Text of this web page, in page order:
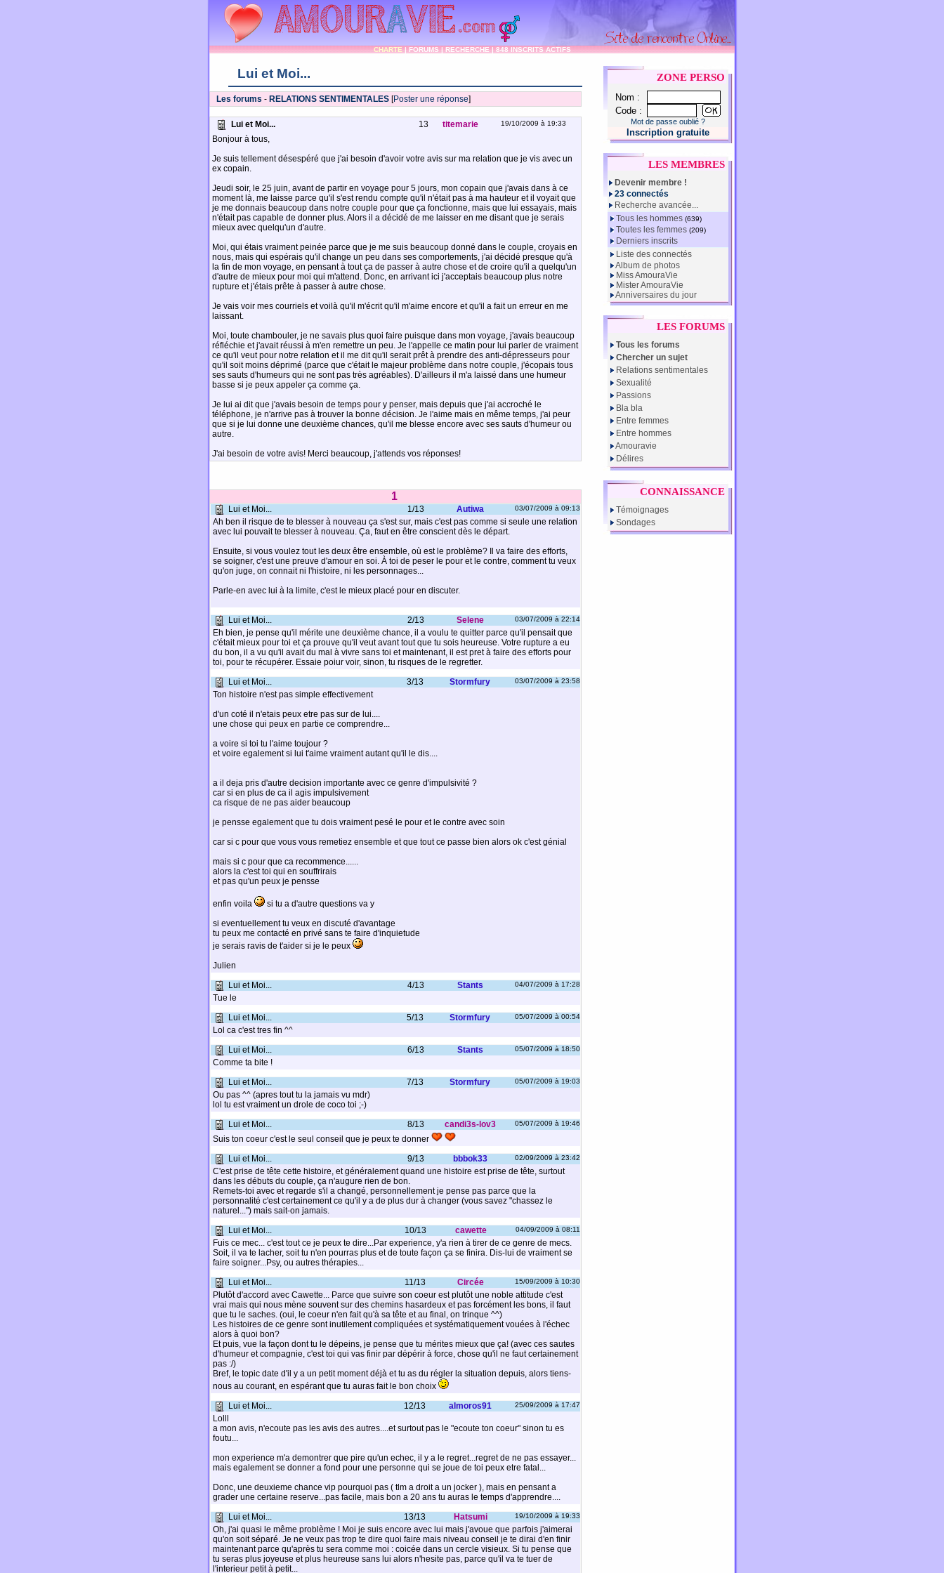
CHARTE|FORUMS|RECHERCHE|848 INSCRITS ACTIFS
Lui et Moi...
Les forums - RELATIONS SENTIMENTALES [Poster une réponse]
Lui et Moi... 13 titemarie 19/10/2009 à 19:33
Bonjour à tous,
Je suis tellement désespéré que j'ai besoin d'avoir votre avis sur ma relation que je vis avec un
ex copain.
Jeudi soir, le 25 juin, avant de partir en voyage pour 5 jours, mon copain que j'avais dans à ce
moment là, me laisse parce qu'il s'est rendu compte qu'il n'était pas à ma hauteur et il voyait que
je me donnais beaucoup dans notre couple pour que ça fonctionne, mais que lui essayais, mais
n'était pas capable de donner plus. Alors il a décidé de me laisser en me disant que je serais
mieux avec quelqu'un d'autre.
Moi, qui étais vraiment peinée parce que je me suis beaucoup donné dans le couple, croyais en
nous, mais qui espérais qu'il change un peu dans ses comportements, j'ai décidé presque qu'à
la fin de mon voyage, en pensant à tout ça de passer à autre chose et de croire qu'il a quelqu'un
d'autre de mieux pour moi qui m'attend. Donc, en arrivant ici j'acceptais beaucoup plus notre
rupture et j'étais prête à passer à autre chose.
Je vais voir mes courriels et voilà qu'il m'écrit qu'il m'aime encore et qu'il a fait un erreur en me
laissant.
Moi, toute chambouler, je ne savais plus quoi faire puisque dans mon voyage, j'avais beaucoup
réfléchie et j'avait réussi à m'en remettre un peu. Je l'appelle ce matin pour lui parler de vraiment
ce qu'il veut pour notre relation et il me dit qu'il serait prêt à prendre des anti-dépresseurs pour
qu'il soit moins déprimé (parce que c'était le majeur problème dans notre couple, j'écopais tous
ses sauts d'humeurs qui ne sont pas très agréables). D'ailleurs il m'a laissé dans une humeur
basse si je peux appeler ça comme ça.
Je lui ai dit que j'avais besoin de temps pour y penser, mais depuis que j'ai accroché le
téléphone, je n'arrive pas à trouver la bonne décision. Je l'aime mais en même temps, j'ai peur
que si je lui donne une deuxième chances, qu'il me blesse encore avec ses sauts d'humeur ou
autre.
J'ai besoin de votre avis! Merci beaucoup, j'attends vos réponses!
1
Lui et Moi... 1/13 Autiwa 03/07/2009 à 09:13
Ah ben il risque de te blesser à nouveau ça s'est sur, mais c'est pas comme si seule une relation
avec lui pouvait te blesser à nouveau. Ça, faut en être conscient dès le départ.
Ensuite, si vous voulez tout les deux être ensemble, où est le problème? Il va faire des efforts,
se soigner, c'est une preuve d'amour en soi. À toi de peser le pour et le contre, comment tu veux
qu'on juge, on connait ni l'histoire, ni les personnages...
Parle-en avec lui à la limite, c'est le mieux placé pour en discuter.
Lui et Moi... 2/13 Selene 03/07/2009 à 22:14
Eh bien, je pense qu'il mérite une deuxième chance, il a voulu te quitter parce qu'il pensait que
c'était mieux pour toi et ça prouve qu'il veut avant tout que tu sois heureuse. Votre rupture a eu
du bon, il a vu qu'il avait du mal à vivre sans toi et maintenant, il est pret à faire des efforts pour
toi, pour te récupérer. Essaie poiur voir, sinon, tu risques de le regretter.
Lui et Moi...
3/13 Stormfury 03/07/2009 à 23:58
Ton histoire n'est pas simple effectivement
d'un coté il n'etais peux etre pas sur de lui....
une chose qui peux en partie ce comprendre...
a voire si toi tu l'aime toujour ?
et voire egalement si lui t'aime vraiment autant qu'il le dis....
a il deja pris d'autre decision importante avec ce genre d'impulsivité ?
car si en plus de ca il agis impulsivement
ca risque de ne pas aider beaucoup
je pensse egalement que tu dois vraiment pesé le pour et le contre avec soin
car si c pour que vous vous remetiez ensemble et que tout ce passe bien alors ok c'est génial
mais si c pour que ca recommence......
alors la c'est toi qui en souffrirais
et pas qu'un peux je pensse
enfin voila
si tu a d'autre questions va y
si eventuellement tu veux en discuté d'avantage
tu peux me contacté en privé sans te faire d'inquietude
je serais ravis de t'aider si je le peux
Julien
Lui et Moi...
4/13 Stants 04/07/2009 à 17:28
Tue le
Lui et Moi...
5/13 Stormfury 05/07/2009 à 00:54
Lol ca c'est tres fin ^^
Lui et Moi...
6/13 Stants 05/07/2009 à 18:50
Comme ta bite !
Lui et Moi...
7/13 Stormfury 05/07/2009 à 19:03
Ou pas ^^ (apres tout tu la jamais vu mdr)
lol tu est vraiment un drole de coco toi ;-)
Lui et Moi...
8/13 candi3s-lov3 05/07/2009 à 19:46
Suis ton coeur c'est le seul conseil que je peux te donner
Lui et Moi...
9/13 bbbok33 02/09/2009 à 23:42
C'est prise de tête cette histoire, et généralement quand une histoire est prise de tête, surtout
dans les débuts du couple, ça n'augure rien de bon.
Remets-toi avec et regarde s'il a changé, personnellement je pense pas parce que la
personnalité c'est certainement ce qu'il y a de plus dur à changer (vous savez "chassez le
naturel...") mais sait-on jamais.
Lui et Moi...
10/13 cawette 04/09/2009 à 08:11
Fuis ce mec... c'est tout ce je peux te dire...Par experience, y'a rien à tirer de ce genre de mecs.
Soit, il va te lacher, soit tu n'en pourras plus et de toute façon ça se finira. Dis-lui de vraiment se
faire soigner...Psy, ou autres thérapies...
Lui et Moi...
11/13 Circée 15/09/2009 à 10:30
Plutôt d'accord avec Cawette... Parce que suivre son coeur est plutôt une noble attitude c'est
vrai mais qui nous mène souvent sur des chemins hasardeux et pas forcément les bons, il faut
que tu le saches. (oui, le coeur n'en fait qu'à sa tête et au final, on trinque ^^)
Les histoires de ce genre sont inutilement compliquées et systématiquement vouées à l'échec
alors à quoi bon?
Et puis, vue la façon dont tu le dépeins, je pense que tu mérites mieux que ça! (avec ces sautes
d'humeur et compagnie, c'est toi qui vas finir par dépérir à force, chose qu'il ne faut certainement
pas :/)
Bref, le topic date d'il y a un petit moment déjà et tu as du régler la situation depuis, alors tiens-
nous au courant, en espérant que tu auras fait le bon choix
Lui et Moi...
12/13 almoros91 25/09/2009 à 17:47
Lolll
a mon avis, n'ecoute pas les avis des autres....et surtout pas le "ecoute ton coeur" sinon tu es
foutu...
mon experience m'a demontrer que pire qu'un echec, il y a le regret...regret de ne pas essayer...
mais egalement se donner a fond pour une personne qui se joue de toi peux etre fatal...
Donc, une deuxieme chance vip pourquoi pas ( tlm a droit a un jocker ), mais en pensant a
grader une certaine reserve...pas facile, mais bon a 20 ans tu auras le temps d'apprendre....
Lui et Moi...
13/13 Hatsumi 19/10/2009 à 19:33
Oh, j'ai quasi le même problème ! Moi je suis encore avec lui mais j'avoue que parfois j'aimerai
qu'on soit séparé. Je ne veux pas trop te dire quoi faire mais niveau conseil je te dirai d'en finir
maintenant parce qu'après tu sera comme moi : coicée dans un cercle visieux. Si tu pense que
tu seras plus joyeuse et plus heureuse sans lui alors n'hesite pas, parce qu'il va te tuer de
l'interieur petit à petit...
ZONE PERSO
Nom :
Code :
Mot de passe oublié ?
Inscription gratuite
LES MEMBRES
Devenir membre !
23 connectés
Recherche avancée...
Tous les hommes (639)
Toutes les femmes (209)
Derniers inscrits
Liste des connectés
Album de photos
Miss AmouraVie
Mister AmouraVie
Anniversaires du jour
LES FORUMS
Tous les forums
Chercher un sujet
Relations sentimentales
Sexualité
Passions
Bla bla
Entre femmes
Entre hommes
Amouravie
Délires
CONNAISSANCE
Témoignages
Sondages